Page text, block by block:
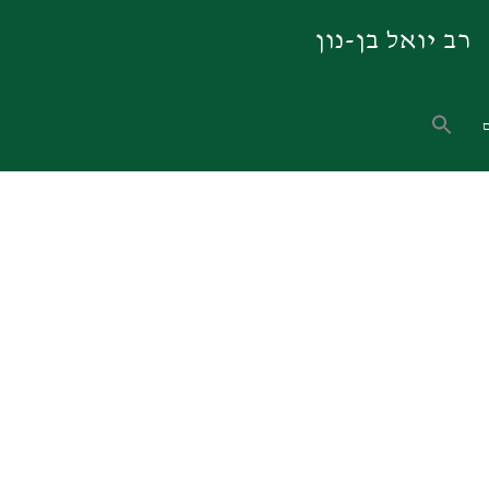
רב יואל בן-נון